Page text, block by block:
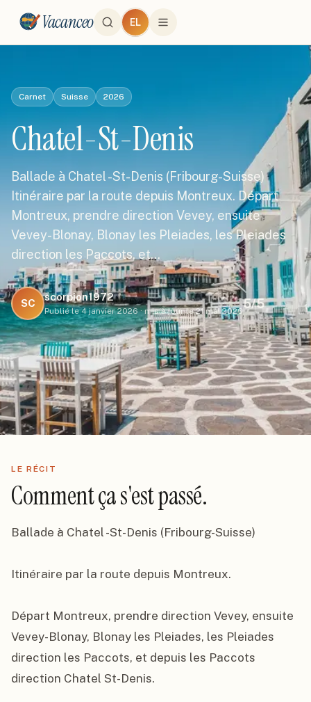
Vacanceo EL
Carnet Suisse 2026
Chatel-St-Denis
Ballade à Chatel -St-Denis (Fribourg-Suisse)
Itinéraire par la route depuis Montreux. Départ
Montreux, prendre direction Vevey, ensuite
Vevey-Blonay, Blonay les Pleiades, les Pleiades
direction les Paccots, et…
SC
scorpion1972
Publié le 4 janvier 2026·mis à jour le 21 mai 2026
5/5
LE RÉCIT
Comment ça s'est passé.
Ballade à Chatel -St-Denis (Fribourg-Suisse)
Itinéraire par la route depuis Montreux.
Départ Montreux, prendre direction Vevey, ensuite
Vevey-Blonay, Blonay les Pleiades, les Pleiades
direction les Paccots, et depuis les Paccots
direction Chatel St-Denis.